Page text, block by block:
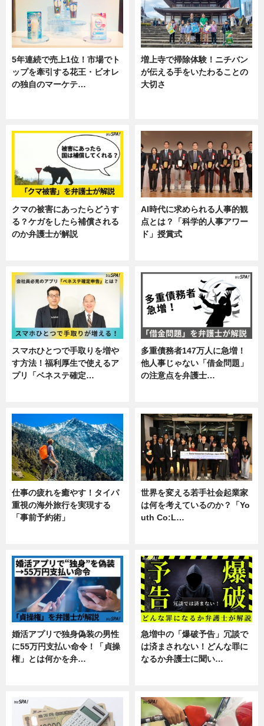
5年連続で売上1位！市場でト
ップを牽引する花王・ビオレ
の独自のマーケテ…
増上寺で掃除体験！ニチバン
が伝える手をいたわることの
大切さ
クマの被害にあったらどうす
る？ケガをしたら補償される
のか弁護士が解説
AI時代に求められる人事的観
点とは？「科学的人事アワー
ド」授賞式
スマホひとつで手取りを増や
す方法！福利厚生で使えるア
プリ「ベネステ確定…
多重債務者147万人に急増！
他人事じゃない「借金問題」
の注意点を弁護士…
仕事の疲れを癒やす！タイパ
重視の海外旅行を実現する
「事前予約術」
世界を変える若手社会起業家
は何を考えているのか？「Yo
uth Co:L…
婚活アプリで独身偽装の男性
に55万円支払い命令！「貞操
権」とは何かを弁…
急増中の「爆破予告」冗談で
は済まされない！どんな罪に
なるか弁護士に聞い…